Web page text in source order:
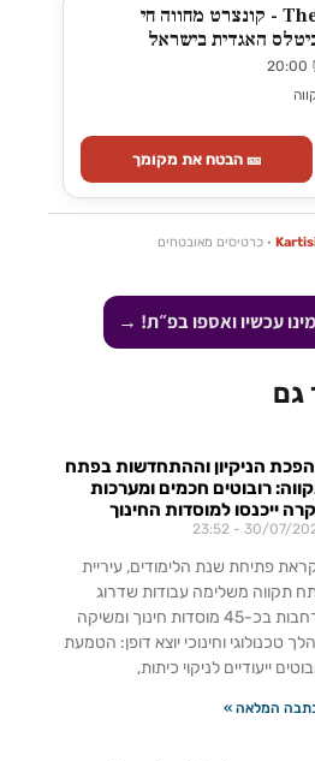
The Beatles legend - קונצרט מחווה חי
האגדית בישראל
🎫 הבטח את מקומך
· כרטיסים מאובטחים
עכשיו ואספו בפ״ת! →
גם
הניקיון וההתחדשות בפתח
רובוטים חכמים ומערכות
ייכנסו למוסדות החינוך
30/07/
פתיחת שנת הלימודים, עיריית
תקווה משלימה עבודות שדרוג
נרחבות בכ-45 מוסדות חינוך ומשיקה
טכנולוגי וחינוכי יוצא דופן: הטמעת
ייעודיים לניקוי כיתות,
המלאה »